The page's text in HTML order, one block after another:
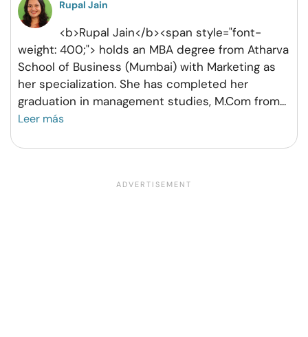
Rupal Jain
<b>Rupal Jain</b><span style="font-
weight: 400;"> holds an MBA degree from Atharva
School of Business (Mumbai) with Marketing as
her specialization. She has completed her
graduation in management studies, M.Com from...
Leer más